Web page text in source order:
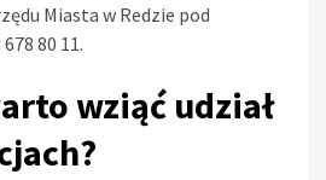
Miasta w Redzie pod
80 11.
wziąć udział